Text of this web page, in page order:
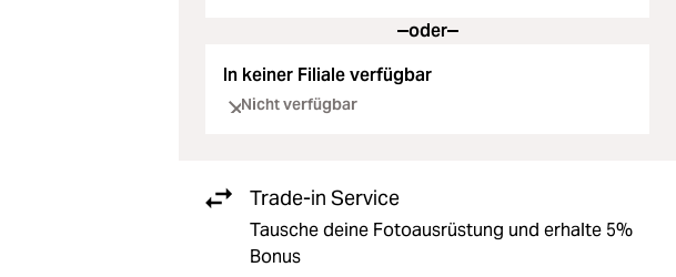
oder
In keiner Filiale verfügbar
Nicht verfügbar
Trade-in Service
Tausche deine Fotoausrüstung und erhalte 5%
Bonus